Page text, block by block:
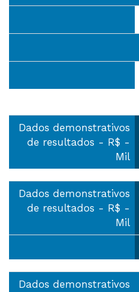
Dados demonstrativos
de resultados - R$ -
Mil
Dados demonstrativos
de resultados - R$ -
Mil
Dados demonstrativos